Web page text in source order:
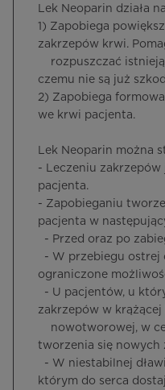
Lek Neoparin działa
1) Zapobiega
zakrzepów krwi.
rozpuszczać
czemu nie są już
2) Zapobiega
we krwi pacjenta.
Lek Neoparin można
- Leczeniu
pacjenta.
- Zapobieganiu
pacjenta w
- Przed oraz po
- W przebiegu ostrej
ograniczone
- U pacjentów, u
zakrzepów w
nowotworowej, w
tworzenia się nowych
- W niestabilnej
którym do serca